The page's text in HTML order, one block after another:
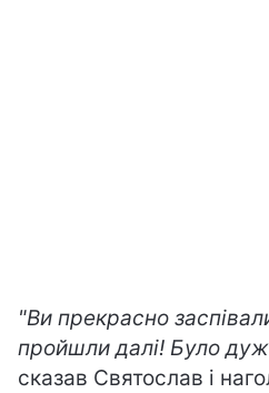
"Ви прекрасно
пройшли далі! Було
сказав Святослав і